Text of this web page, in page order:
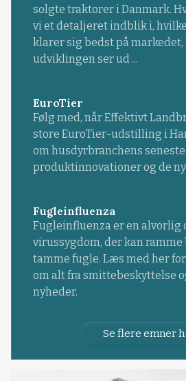
solgte traktorer i Danmark.
vi et detaljeret indblik i,
klarer sig bedst på
udviklingen ser ud ...
EuroTier
Følg med, når Effektivt
store EuroTier-udstilling i
om husdyrbranchens seneste
produktinnovationer og de
Fugleinfluenza
Fugleinfluenza er en alvorlig
virussygdom, der kan ramme
tamme fugle. Læs med her
om alt fra smittebeskyttelse
nyheder.
Se flere emner